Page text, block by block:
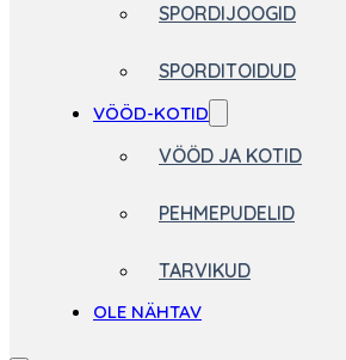
SPORDIJOOGID
SPORDITOIDUD
VÖÖD-KOTID
VÖÖD JA KOTID
PEHMEPUDELID
TARVIKUD
OLE NÄHTAV